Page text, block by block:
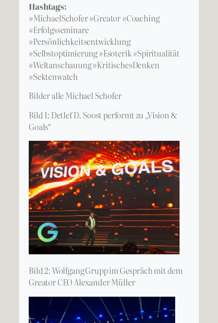
Hashtags:
#MichaelSchofer #Greator #Coaching
#Erfolgsseminare
#Persönlichkeitsentwicklung
#Selbstoptimierung #Esoterik #Spiritualität
#Weltanschauung #KritischesDenken
#Sektenwatch
Bilder alle Michael Schofer
Bild 1: Detlef D. Soost performt zu „Vision &
Goals“
Bild 2: Wolfgang Grupp im Gespräch mit dem
Greator CEO Alexander Müller